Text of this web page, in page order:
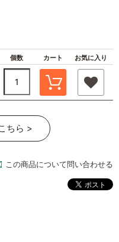
個数 カート お気に入り
ちら >
この商品について問い合わせる